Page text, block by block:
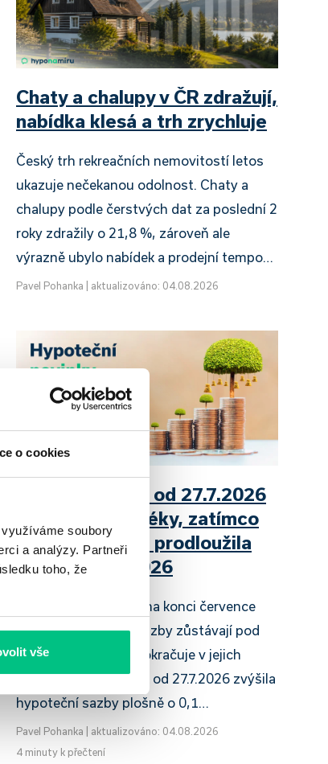
o cookies
soubory
a analýzy. Partneři
toho, že
vše
Chaty a chalupy v ČR zdražují,
nabídka klesá a trh zrychluje
Český trh rekreačních nemovitostí letos
ukazuje nečekanou odolnost. Chaty a
chalupy podle čerstvých dat za poslední 2
roky zdražily o 21,8 %, zároveň ale
výrazně ubylo nabídek a prodejní tempo…
Pavel Pohanka aktualizováno: 04.08.2026
UniCredit Bank od 27.7.2026
zdražuje hypotéky, zatímco
Raiffeisenbank prodloužila
slevu do 6.9.2026
Český hypoteční trh na konci července
2026 potvrzuje, že sazby zůstávají pod
tlakem a část bank pokračuje v jejich
růstu. UniCredit Bank od 27.7.2026 zvýšila
hypoteční sazby plošně o 0,1…
Pavel Pohanka
aktualizováno: 04.08.2026
4 minuty k přečtení